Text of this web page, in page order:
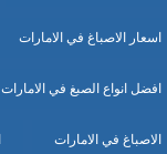
اسعار الاصباغ في الامارات
افضل انواع الصبغ في الامارات
الاصباغ في الامارات